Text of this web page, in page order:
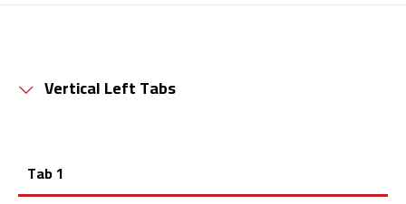
Vertical Left Tabs
Tab 1